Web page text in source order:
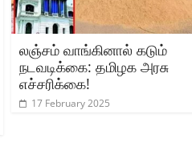
லஞ்சம் வாங்கினால் கடும்
நடவடிக்கை: தமிழக அரசு
எச்சரிக்கை!
17 February 2025